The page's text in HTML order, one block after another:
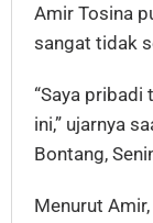
Amir Tosina
sangat tidak
“Saya pribadi
ini,” ujarnya
Bontang,
Menurut